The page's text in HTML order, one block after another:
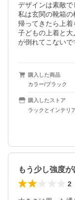
デザインは素敵で
私は玄関の靴箱の
帰ってきたら上着
子どもの上着と
が倒れてこないで
購入した商品
カラー/ブラック
購入したストア
ラックとインテリ
もう少し強度が
2